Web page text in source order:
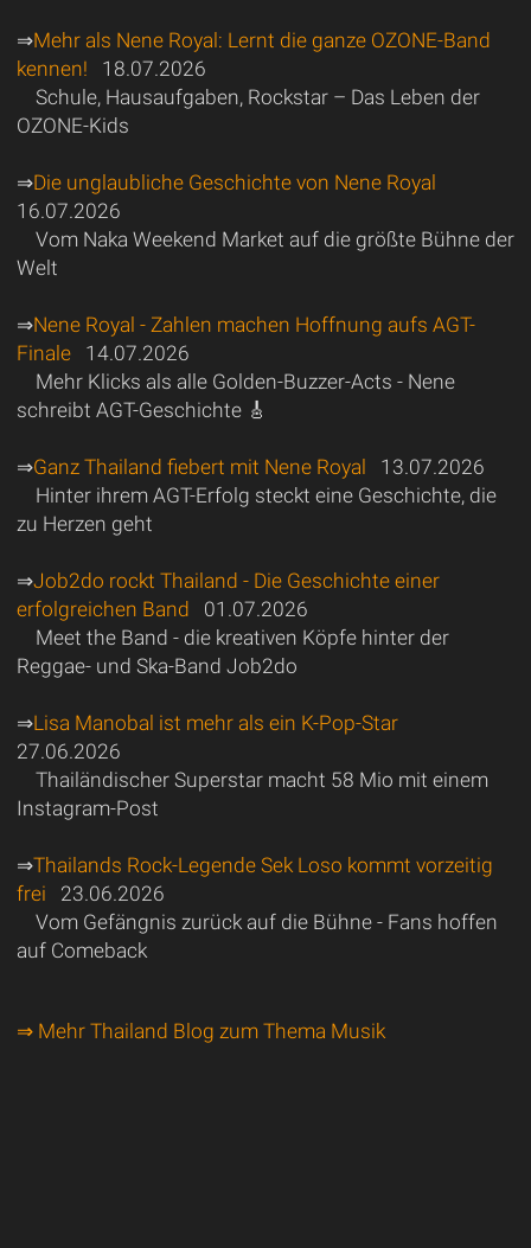
⇒Mehr als Nene Royal: Lernt die ganze OZONE-Band
kennen! 18.07.2026
Schule, Hausaufgaben, Rockstar – Das Leben der
OZONE-Kids
⇒Die unglaubliche Geschichte von Nene Royal
16.07.2026
Vom Naka Weekend Market auf die größte Bühne der
Welt
⇒Nene Royal - Zahlen machen Hoffnung aufs AGT-
Finale14.07.2026
Mehr Klicks als alle Golden-Buzzer-Acts - Nene
schreibt AGT-Geschichte 🎸
⇒Ganz Thailand fiebert mit Nene Royal
13.07.2026
Hinter ihrem AGT-Erfolg steckt eine Geschichte, die
zu Herzen geht
⇒Job2do rockt Thailand - Die Geschichte einer
erfolgreichen Band 01.07.2026
Meet the Band - die kreativen Köpfe hinter der
Reggae- und Ska-Band Job2do
⇒Lisa Manobal ist mehr als ein K-Pop-Star
27.06.2026
Thailändischer Superstar macht 58 Mio mit einem
Instagram-Post
⇒Thailands Rock-Legende Sek Loso kommt vorzeitig
frei 23.06.2026
Vom Gefängnis zurück auf die Bühne - Fans hoffen
auf Comeback
⇒ Mehr Thailand Blog zum Thema Musik